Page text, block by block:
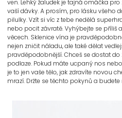
ven. Lehký žaludek je tajná omáčka
vaší dávky. A prosím, pro lásku všeho
pilulky. Vzít si víc z tebe nedělá
nebo pocit závratě. Vyhýbejte se příliš
věcech. Sklenice vína je
nejen zničit náladu, ale také dělat
pravděpodobnější. Chceš se dostat do
podlaze. Pokud máte ucpaný nos
je to jen vaše tělo, jak zdravíte novou
mrazí. Držte se těchto pokynů a